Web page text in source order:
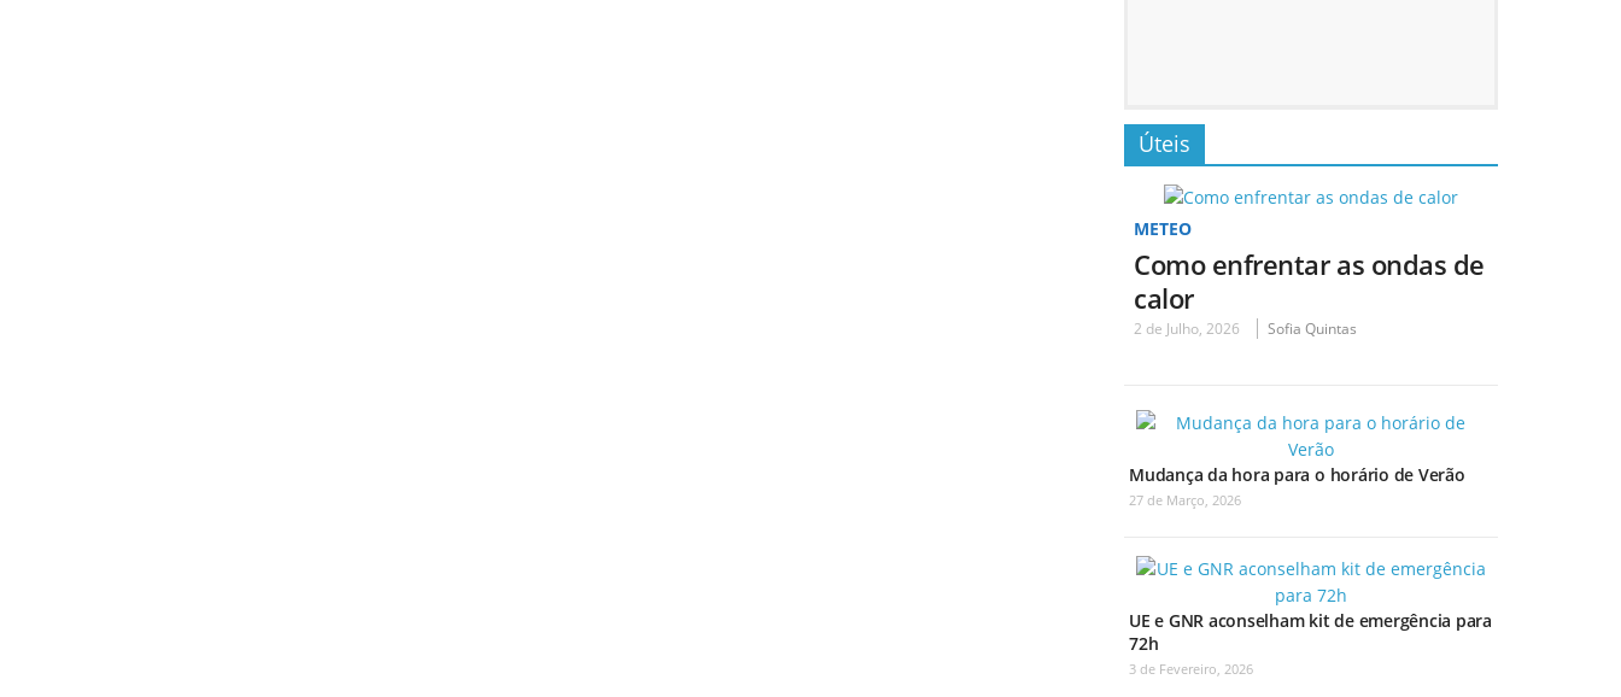
Úteis
METEO
Como enfrentar as ondas de
calor
2 de Julho, 2026 Sofia Quintas
Mudança da hora para o horário de Verão
27 de Março, 2026
UE e GNR aconselham kit de emergência para
72h
3 de Fevereiro, 2026